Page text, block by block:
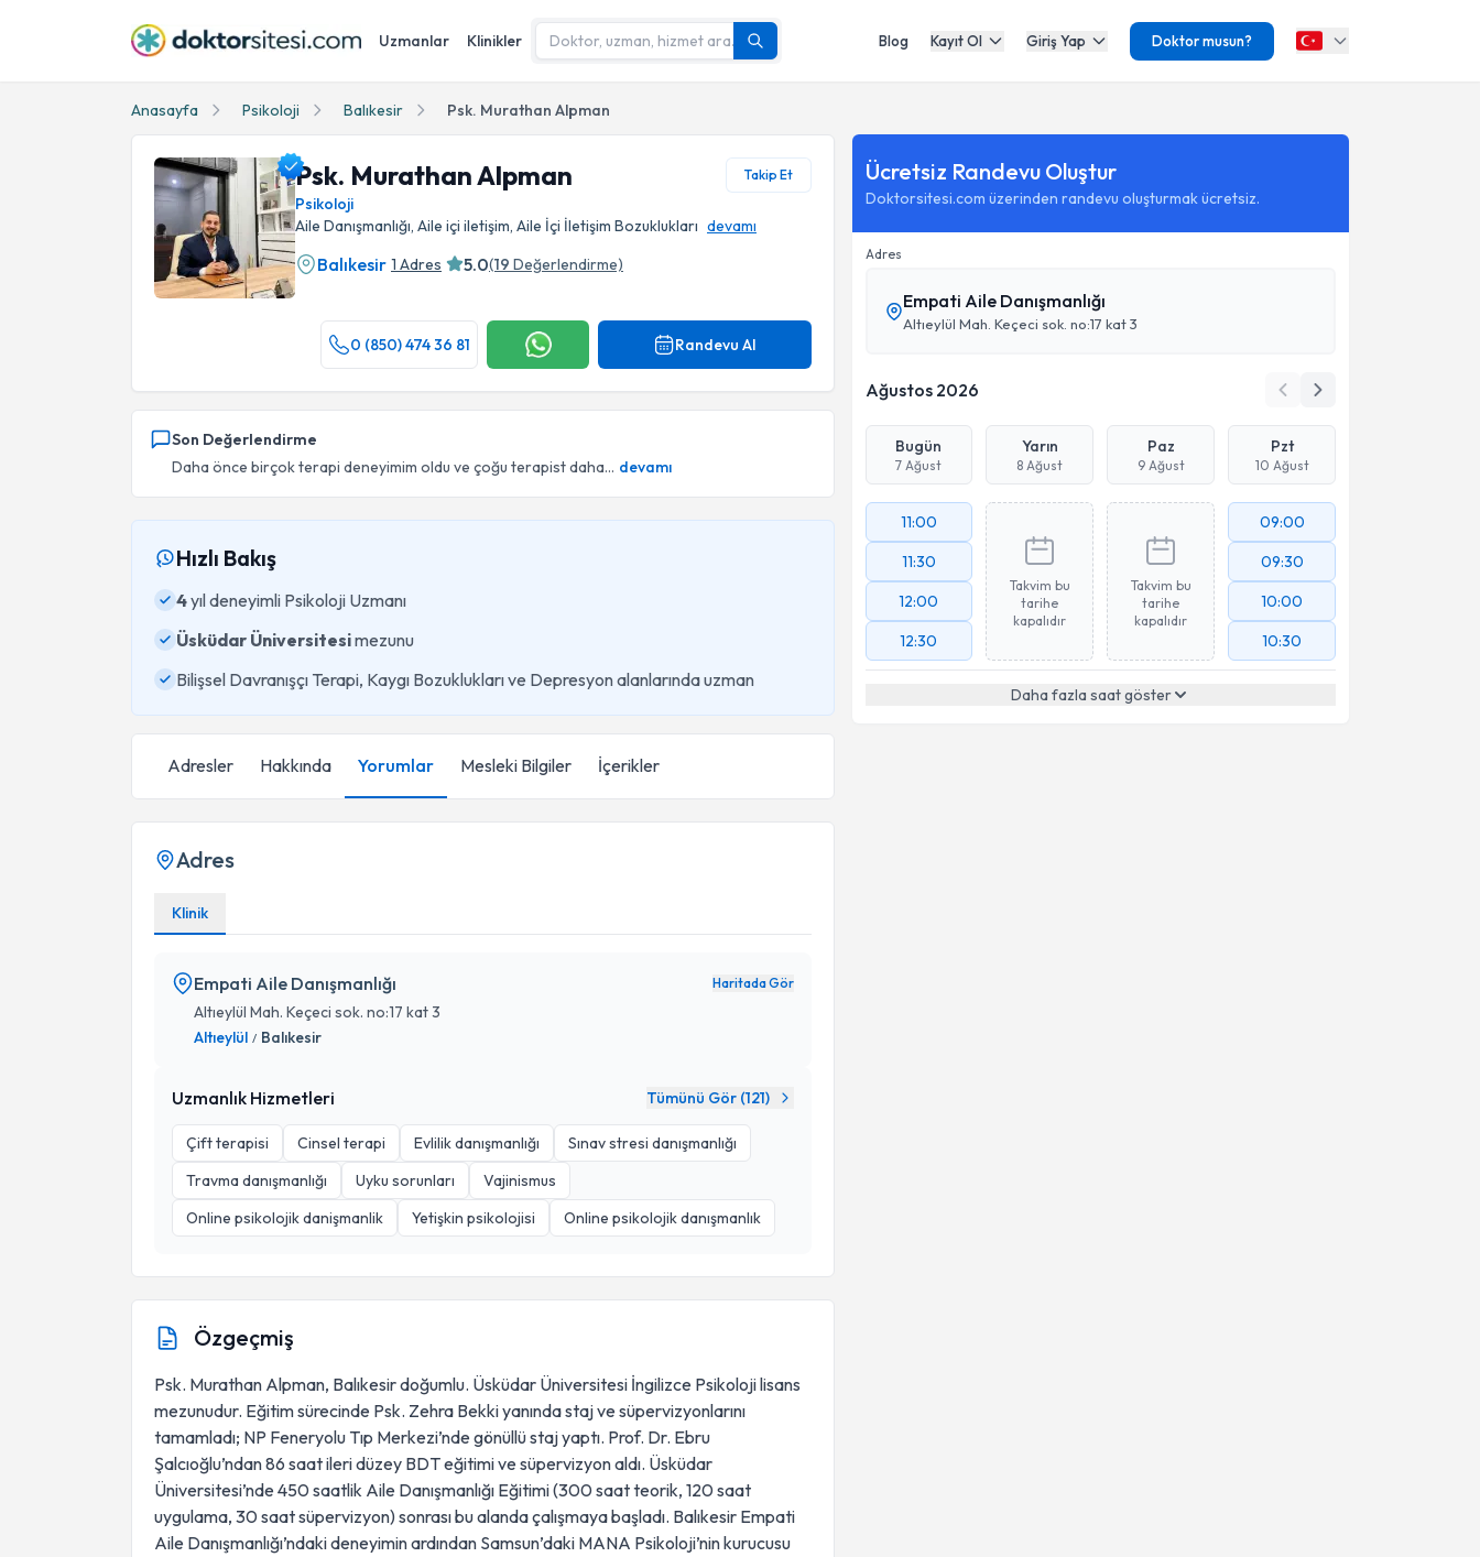
Uzmanlar Klinikler Blog Kayıt Ol Giriş Yap Doktor musun?
Anasayfa Psikoloji Balıkesir Psk. Murathan Alpman
Psk. Murathan Alpman Takip Et
Psikoloji
Aile Danışmanlığı, Aile içi iletişim, Aile İçi İletişim Bozuklukları devamı
Balıkesir 1 Adres 5.0(19 Değerlendirme)
0 (850) 474 36 81 Randevu Al
Son Değerlendirme
Daha önce birçok terapi deneyimim oldu ve çoğu terapist daha... devamı
Hızlı Bakış
4yıl deneyimli Psikoloji Uzmanı
Üsküdar Üniversitesimezunu
Bilişsel Davranışçı Terapi, Kaygı Bozuklukları ve Depresyon alanlarında uzman
Adresler Hakkında Yorumlar Mesleki Bilgiler İçerikler
Adres
Klinik
Empati Aile Danışmanlığı Haritada Gör
Altıeylül Mah. Keçeci sok. no:17 kat 3
Altıeylül / Balıkesir
Uzmanlık Hizmetleri Tümünü Gör (121)
Çift terapisi Cinsel terapi Evlilik danışmanlığı
Sınav stresi danışmanlığı
Travma danışmanlığı
Uyku sorunları
Vajinismus
Online psikolojik danişmanlik
Yetişkin psikolojisi Online psikolojik danışmanlık
Özgeçmiş
Psk. Murathan Alpman, Balıkesir doğumlu. Üsküdar Üniversitesi İngilizce Psikoloji lisans
mezunudur. Eğitim sürecinde Psk. Zehra Bekki yanında staj ve süpervizyonlarını
tamamladı; NP Feneryolu Tıp Merkezi’nde gönüllü staj yaptı. Prof. Dr. Ebru
Şalcıoğlu’ndan 86 saat ileri düzey BDT eğitimi ve süpervizyon aldı. Üsküdar
Üniversitesi’nde 450 saatlik Aile Danışmanlığı Eğitimi (300 saat teorik, 120 saat
uygulama, 30 saat süpervizyon) sonrası bu alanda çalışmaya başladı. Balıkesir Empati
Aile Danışmanlığı’ndaki deneyimin ardından Samsun’daki MANA Psikoloji’nin kurucusu
Ücretsiz Randevu Oluştur
Doktorsitesi.com üzerinden randevu oluşturmak ücretsiz.
Adres
Empati Aile Danışmanlığı
Altıeylül Mah. Keçeci sok. no:17 kat 3
Ağustos 2026
Bugün
7 Ağust
Yarın
8 Ağust
Paz
9 Ağust
Pzt
10 Ağust
11:00
11:30
12:00
12:30
Takvim bu
tarihe
kapalıdır
Takvim bu
tarihe
kapalıdır
09:00
09:30
10:00
10:30
Daha fazla saat göster